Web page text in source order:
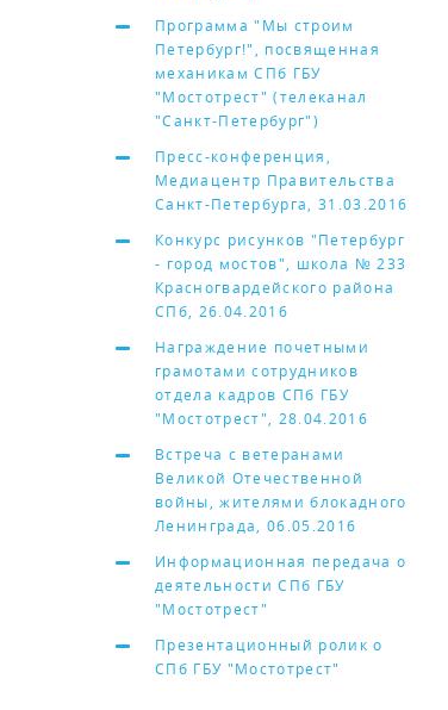
Программа "Мы строим
Петербург!", посвященная
механикам СПб ГБУ
"Мостотрест" (телеканал
"Санкт-Петербург")
Пресс-конференция,
Медиацентр Правительства
Санкт-Петербурга, 31.03.2016
Конкурс рисунков "Петербург
- город мостов", школа № 233
Красногвардейского района
СПб, 26.04.2016
Награждение почетными
грамотами сотрудников
отдела кадров СПб ГБУ
"Мостотрест", 28.04.2016
Встреча с ветеранами
Великой Отечественной
войны, жителями блокадного
Ленинграда, 06.05.2016
Информационная передача о
деятельности СПб ГБУ
"Мостотрест"
Презентационный ролик о
СПб ГБУ "Мостотрест"